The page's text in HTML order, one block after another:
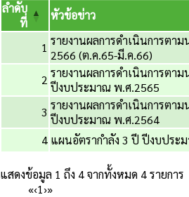
ลำดับ
ที่
หัวข้อข่าว
1 รายงานผลการดำเนินการตา
2566 (ต.ค.65-มี.ค.66)
2 รายงานผลการดำเนินการตา
ปีงบประมาณ พ.ศ.2565
3 รายงานผลการดำเนินการตา
ปีงบประมาณ พ.ศ.2564
4 แผนอัตรากำลัง 3 ปี ปีงบประ
แสดงข้อมูล 1 ถึง 4 จากทั้งหมด 4 รายการ
«‹1›»